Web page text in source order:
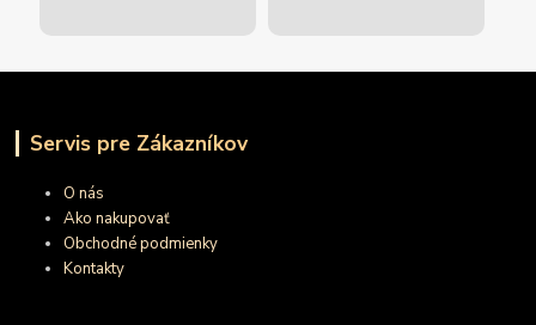
Servis pre Zákazníkov
O nás
Ako nakupovať
Obchodné podmienky
Kontakty